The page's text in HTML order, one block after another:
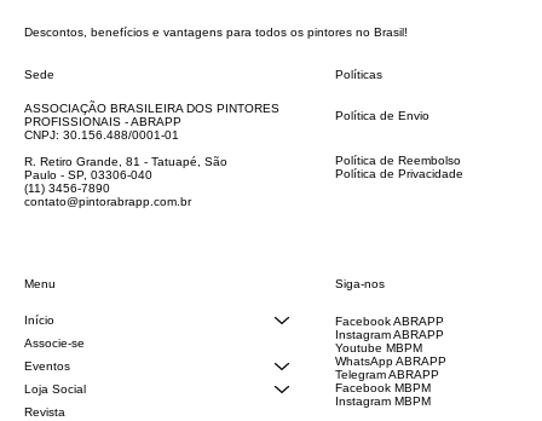
Descontos, benefícios e vantagens para todos os pintores no Brasil!
Sede
ASSOCIAÇÃO BRASILEIRA DOS PINTORES
PROFISSIONAIS - ABRAPP
CNPJ: 30.156.488/0001-01
R. Retiro Grande, 81 - Tatuapé, São
Paulo - SP, 03306-040
(11) 3456-7890
contato@pintorabrapp.com.br
Menu
Início
Associe-se
Eventos
Loja Social
Revista
Políticas
Política de Envio
Política de Reembolso
Política de Privacidade
Siga-nos
Facebook ABRAPP
Instagram ABRAPP
Youtube MBPM
WhatsApp ABRAPP
Telegram ABRAPP
Facebook MBPM
Instagram MBPM